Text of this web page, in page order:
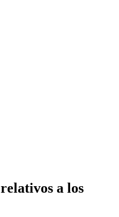
a los